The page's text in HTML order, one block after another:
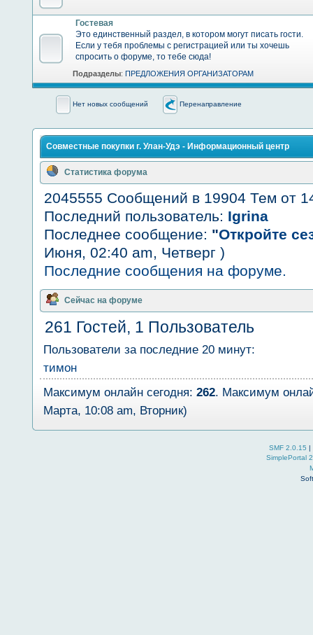
Гостевая
Это единственный раздел, в котором могут писать гости.
Если у тебя проблемы с регистрацией или ты хочешь
спросить о форуме, то тебе сюда!
Подразделы: ПРЕДЛОЖЕНИЯ ОРГАНИЗАТОРАМ
Нет новых сообщений Перенаправление
Совместные покупки г. Улан-Удэ - Информационный центр
Статистика форума
2045555 Сообщений в 19904 Тем от
Последний пользователь: Igrina
Последнее сообщение: "Откройте
Июня, 02:40 am, Четверг )
Последние сообщения на форуме.
Сейчас на форуме
261 Гостей, 1 Пользователь
Пользователи за последние 20 минут:
тимон
Максимум онлайн сегодня:262. Максимум
Марта, 10:08 am, Вторник)
SMF 2.0.15 |
SimplePortal